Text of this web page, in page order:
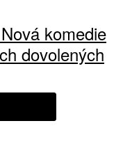
komedie
dovolených